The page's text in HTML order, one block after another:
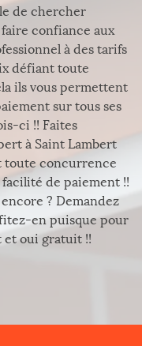
de chercher
confiance aux
à des tarifs
défiant toute
ils vous permettent
sur tous ses
ci !! Faites
à Saint Lambert
toute concurrence
de paiement !!
? Demandez
en puisque pour
et oui gratuit !!